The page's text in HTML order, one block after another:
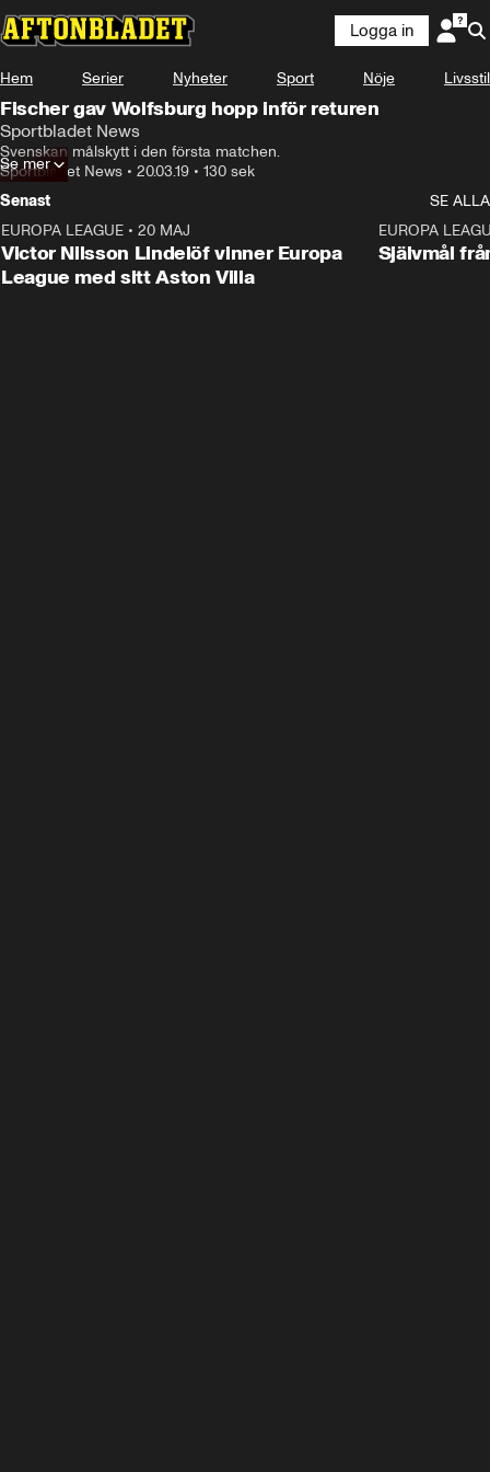
Logga in
Hem Serier Nyheter Sport Nöje Livsstil
Fischer gav Wolfsburg hopp inför returen
Sportbladet News
Svenskan målskytt i den första matchen.
Sportbladet News • 20.03.19 • 130 sek
Se mer
Senast
SE ALLA
EUROPA LEAGUE • 20 MAJ
Victor Nilsson Lindelöf vinner Europa
League med sitt Aston Villa
EUROPA
Självmål